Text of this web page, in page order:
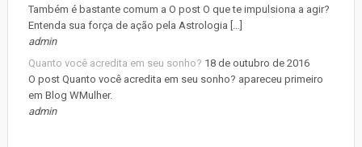
Também é bastante comum a O post O que te impulsiona a agir?
Entenda sua força de ação pela Astrologia […]
admin
Quanto você acredita em seu sonho? 18 de outubro de 2016
O post Quanto você acredita em seu sonho? apareceu primeiro
em Blog WMulher.
admin